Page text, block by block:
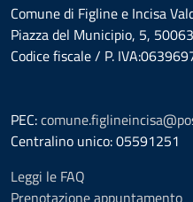
Comune di Figline e Incisa
Piazza del Municipio, 5,
Codice fiscale / P.
PEC:
Centralino unico: 05591251
Leggi le FAQ